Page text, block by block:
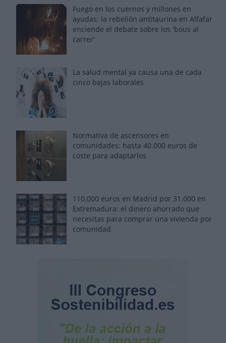
Fuego en los cuernos y millones en
ayudas: la rebelión antitaurina en Alfafar
enciende el debate sobre los 'bous al
carrer'
La salud mental ya causa una de cada
cinco bajas laborales
Normativa de ascensores en
comunidades: hasta 40.000 euros de
coste para adaptarlos
110.000 euros en Madrid por 31.000 en
Extremadura: el dinero ahorrado que
necesitas para comprar una vivienda por
comunidad